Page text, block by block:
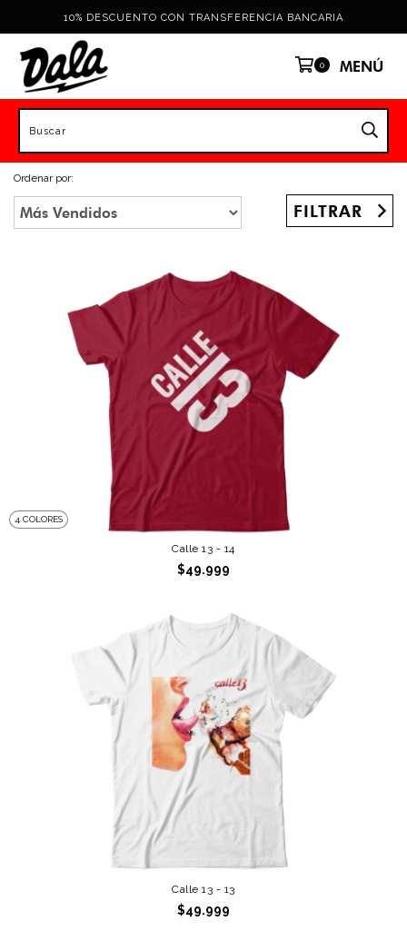
10% DESCUENTO CON TRANSFERENCIA BANCARIA
0 MENÚ
Ordenar por:
FILTRAR
4 COLORES
Calle 13 - 14
$49.999
Calle 13 - 13
$49.999